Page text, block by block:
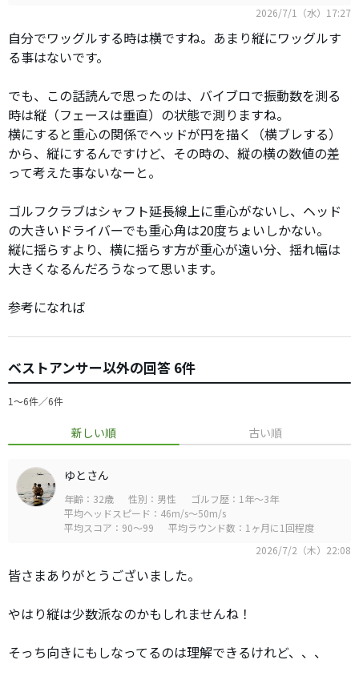
2026/7/1（水）17:27
自分でワッグルする時は横ですね。あまり縦にワッグルす
る事はないです。
でも、この話読んで思ったのは、バイブロで振動数を測る
時は縦（フェースは垂直）の状態で測りますね。
横にすると重心の関係でヘッドが円を描く（横ブレする）
から、縦にするんですけど、その時の、縦の横の数値の差
って考えた事ないなーと。
ゴルフクラブはシャフト延長線上に重心がないし、ヘッド
の大きいドライバーでも重心角は20度ちょいしかない。
縦に揺らすより、横に揺らす方が重心が遠い分、揺れ幅は
大きくなるんだろうなって思います。
参考になれば
ベストアンサー以外の回答 6件
1〜6件／6件
新しい順 古い順
ゆとさん
年齢：32歳 性別：男性
ゴルフ歴：1年～3年
平均ヘッドスピード：46m/s～50m/s
平均スコア：90～99
平均ラウンド数：1ヶ月に1回程度
2026/7/2（木）22:08
皆さまありがとうございました。
やはり縦は少数派なのかもしれませんね！
そっち向きにもしなってるのは理解できるけれど、、、